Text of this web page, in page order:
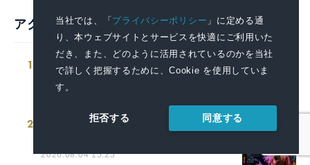
当社では、「プライバシーポリシー 」に定める通
り、本ウェブサイトとサービスを快適にご利用いた
だき、また、どのように活用されているのかを当社
で詳しく把握するために、Cookie を使用していま
す。
拒否する 同意する
アクセスランキング
1
「地中海本まぐろ」フェア-8月7日（金）
より期間・数量限定で販売-
2026.08.04 14:00
2
富山県商工会議所青年部連合会 創立50周
2026.08.04 15:25